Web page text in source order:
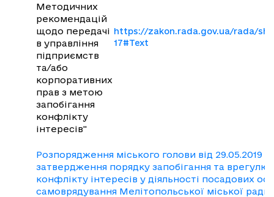
Методичних
рекомендацій
щодо передачі
в управління
підприємств
та/або
корпоративних
прав з метою
запобігання
конфлікту
інтересів"
https://zakon.rada.gov.ua/rada/
17#Text
Розпорядження міського голови від 29.05.2019
затвердження порядку запобігання та
конфлікту інтересів у діяльності посадових
самоврядування Мелітопольської міської ради